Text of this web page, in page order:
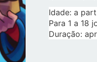
Idade: a
Para 1 a 18
Duração: